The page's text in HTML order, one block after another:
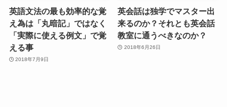
英語文法の最も効率的な覚
え為は「丸暗記」ではなく
「実際に使える例文」で覚
える事
2018年7月9日
英会話は独学でマスター出
来るのか？それとも英会話
教室に通うべきなのか？
2018年6月26日